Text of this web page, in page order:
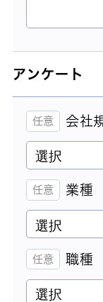
アンケート
会社
業種
職種